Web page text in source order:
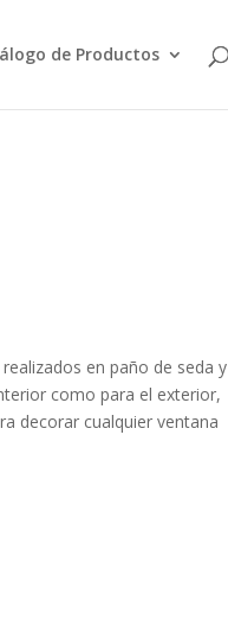
de Productos
en paño de seda y
como para el exterior,
decorar cualquier ventana